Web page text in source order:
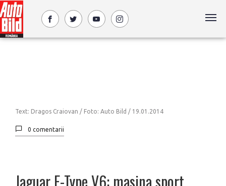
Text: Dragos Craiovan / Foto: Auto Bild / 19.01.2014
0 comentarii
Jaguar F-Type V6: masina sport